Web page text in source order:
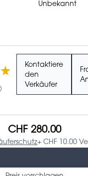
Unbekannt
Kontaktiere
den
Verkäufer
CHF 280.00
+ CHF 10.00